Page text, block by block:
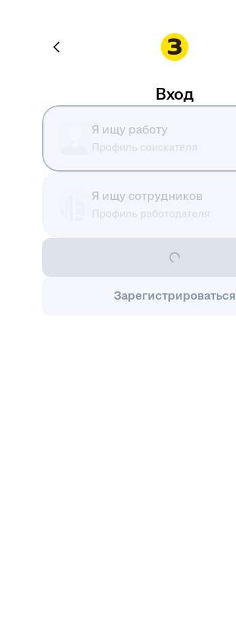
Вход
Я ищу работу
Профиль соискателя
Я ищу сотрудников
Профиль работодателя
Зарегистрироваться